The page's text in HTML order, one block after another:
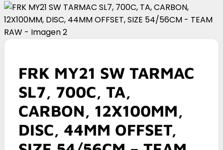
FRK MY21 SW TARMAC
SL7, 700C, TA,
CARBON, 12X100MM,
DISC, 44MM OFFSET,